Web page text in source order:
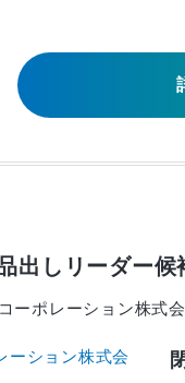
出しリーダー
ーポレーション株式